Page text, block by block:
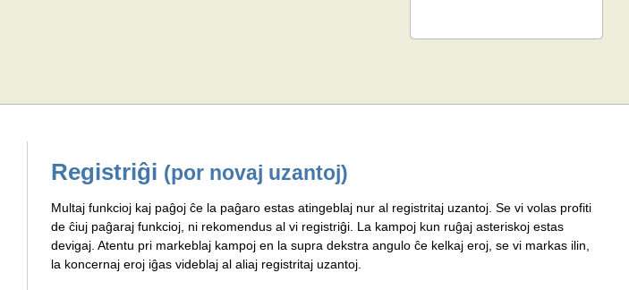
Registriĝi (por novaj uzantoj)
Multaj funkcioj kaj paĝoj ĉe la paĝaro estas atingeblaj nur al registritaj uzantoj. Se vi volas profiti
de ĉiuj paĝaraj funkcioj, ni rekomendus al vi registriĝi. La kampoj kun ruĝaj asteriskoj estas
devigaj. Atentu pri markeblaj kampoj en la supra dekstra angulo ĉe kelkaj eroj, se vi markas ilin,
la koncernaj eroj iĝas videblaj al aliaj registritaj uzantoj.